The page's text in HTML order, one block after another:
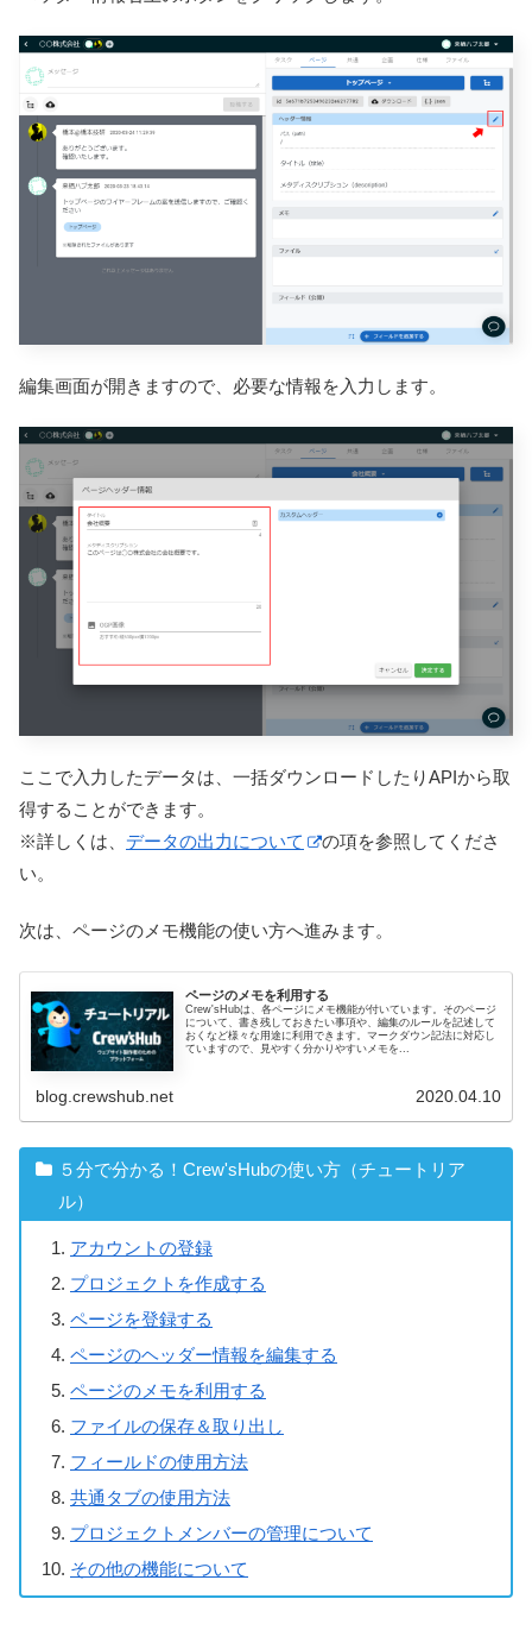
編集画面が開きますので、必要な情報を入力します。
ここで入力したデータは、一括ダウンロードしたりAPIから取
得することができます。
※詳しくは、 データの出力について
の項を参照してくださ
い。
次は、ページのメモ機能の使い方へ進みます。
ページのメモを利用する
Crew'sHubは、各ページにメモ機能が付いています。そのページ
について、書き残しておきたい事項や、編集のルールを記述して
おくなど様々な用途に利用できます。マークダウン記法に対応し
ていますので、見やすく分かりやすいメモを...
blog.crewshub.net 2020.04.10
５分で分かる！Crew'sHubの使い方（チュートリア
ル）
アカウントの登録
プロジェクトを作成する
ページを登録する
ページのヘッダー情報を編集する
ページのメモを利用する
ファイルの保存＆取り出し
フィールドの使用方法
共通タブの使用方法
プロジェクトメンバーの管理について
その他の機能について